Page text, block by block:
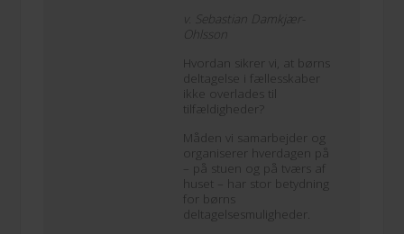
v. Sebastian Damkjær-
Ohlsson
Hvordan sikrer vi, at børns
deltagelse i fællesskaber
ikke overlades til
tilfældigheder?
Måden vi samarbejder og
organiserer hverdagen på
– på stuen og på tværs af
huset – har stor betydning
for børns
deltagelsesmuligheder.